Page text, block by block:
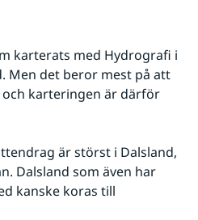
karterats med Hydrografi i
Men det beror mest på att
karteringen är därför
är störst i Dalsland,
Dalsland som även har
kanske koras till